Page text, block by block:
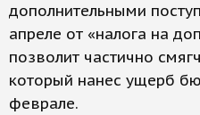
дополнительными
апреле от «налога на
позволит частично
который нанес ущерб
феврале.